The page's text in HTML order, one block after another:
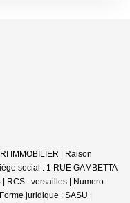
IMMOBILIER | Raison
social : 1 RUE GAMBETTA
RCS : versailles | Numero
juridique : SASU |